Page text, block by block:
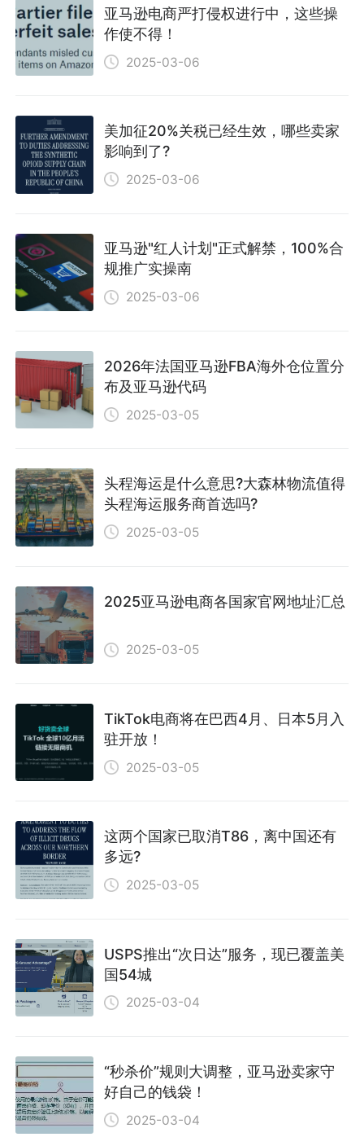
亚马逊电商严打侵权进行中，这些操
作使不得！
2025-03-06
美加征20%关税已经生效，哪些卖家
影响到了?
2025-03-06
亚马逊"红人计划"正式解禁，100%合
规推广实操南
2025-03-06
2026年法国亚马逊FBA海外仓位置分
布及亚马逊代码
2025-03-05
头程海运是什么意思?大森林物流值得
头程海运服务商首选吗?
2025-03-05
2025亚马逊电商各国家官网地址汇总
2025-03-05
TikTok电商将在巴西4月、日本5月入
驻开放！
2025-03-05
这两个国家已取消T86，离中国还有
多远?
2025-03-05
USPS推出“次日达”服务，现已覆盖美
国54城
2025-03-04
“秒杀价”规则大调整，亚马逊卖家守
好自己的钱袋！
2025-03-04